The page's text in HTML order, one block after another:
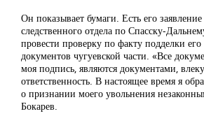
Он показывает бумаги. Есть его
следственного отдела по Спасску-
провести проверку по факту подделки
документов чугуевской части. «Все
моя подпись, являются документами,
ответственность. В настоящее время я
о признании моего увольнения
Бокарев.